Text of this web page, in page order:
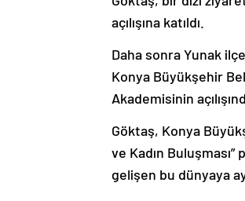
açılışına katıldı.
Konya Büyükşehir
Akademisinin
ve Kadın
gelişen bu dünyaya